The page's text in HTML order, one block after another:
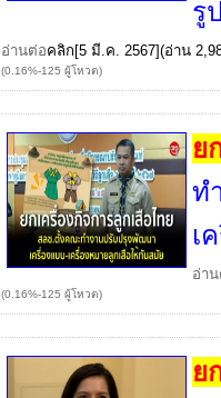
รู
อ่านต่อคลิก[5 มี.ค. 2567](อ่าน
(0.16%-125 ผู้โหวต)
ย
ท
เ
อ่า
(0.16%-125 ผู้โหวต)
ย